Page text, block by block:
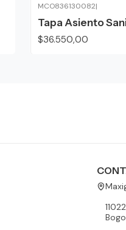
MCO836130082|
Tapa Asiento
$36.550,00